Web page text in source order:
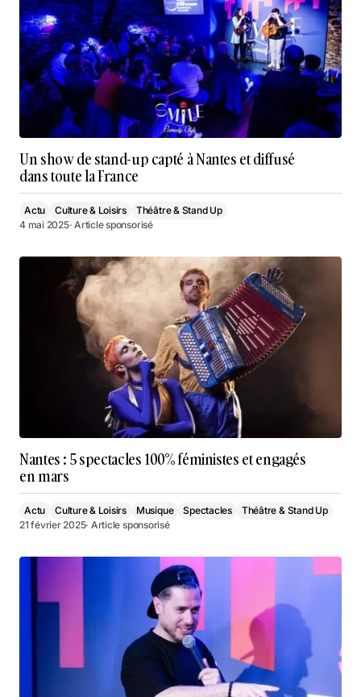
Un show de stand-up capté à Nantes et diffusé
dans toute la France
Actu Culture & Loisirs
Théâtre & Stand Up
4 mai 2025· Article sponsorisé
Nantes : 5 spectacles 100% féministes et engagés
en mars
Actu Culture & Loisirs Musique Spectacles
Théâtre & Stand Up
21 février 2025· Article sponsorisé